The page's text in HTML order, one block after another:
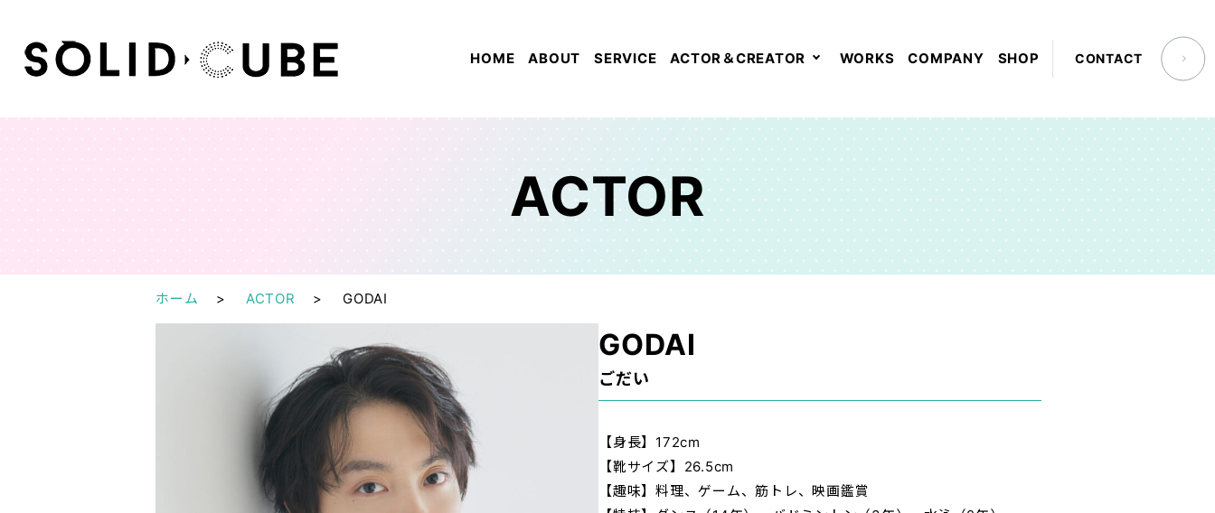
HOME ABOUT SERVICE ACTOR＆CREATOR WORKS COMPANY SHOP CONTACT
ACTOR
ホーム ACTOR GODAI
GODAI
ごだい
【身長】172cm
【靴サイズ】26.5cm
【趣味】料理、ゲーム、筋トレ、映画鑑賞